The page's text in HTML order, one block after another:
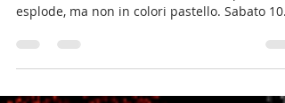
Sabato 10 maggio 2025 – Ore 21:00 - MUSIC
FACTORY - Via Diritta 9, Cremona La primavera